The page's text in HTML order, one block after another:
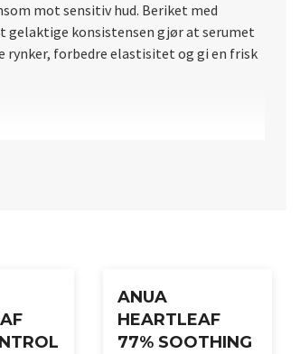
mot sensitiv hud. Beriket med
konsistensen gjør at serumet
rynker, forbedre elastisitet og gi en frisk
fuktighetskrem og SPF på dagen for å
ANUA
HEARTLEAF
77% SOOTHING